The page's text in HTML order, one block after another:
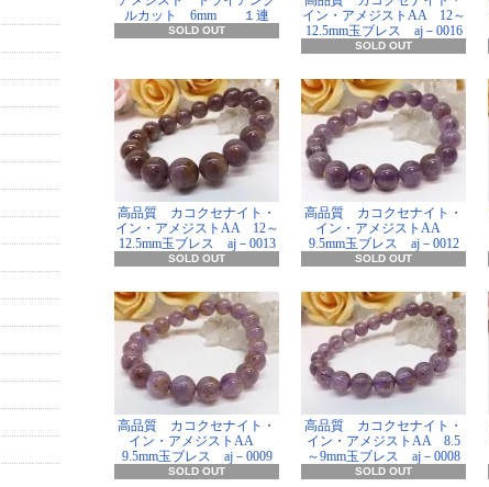
ルカット 6mm １連
SOLD OUT
イン・アメジストAA 12～
12.5mm玉ブレス aj－0016
SOLD OUT
高品質 カコクセナイト・
イン・アメジストAA 12～
12.5mm玉ブレス aj－0013
SOLD OUT
高品質 カコクセナイト・
イン・アメジストAA
9.5mm玉ブレス aj－0012
SOLD OUT
高品質 カコクセナイト・
イン・アメジストAA
9.5mm玉ブレス aj－0009
SOLD OUT
高品質 カコクセナイト・
イン・アメジストAA 8.5
～9mm玉ブレス aj－0008
SOLD OUT